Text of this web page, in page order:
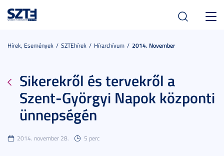
Hírek, Események SZTEhírek Hírarchívum 2014. November
Sikerekről és tervekről a
Szent-Györgyi Napok központi
ünnepségén
2014. november 28. 5 perc